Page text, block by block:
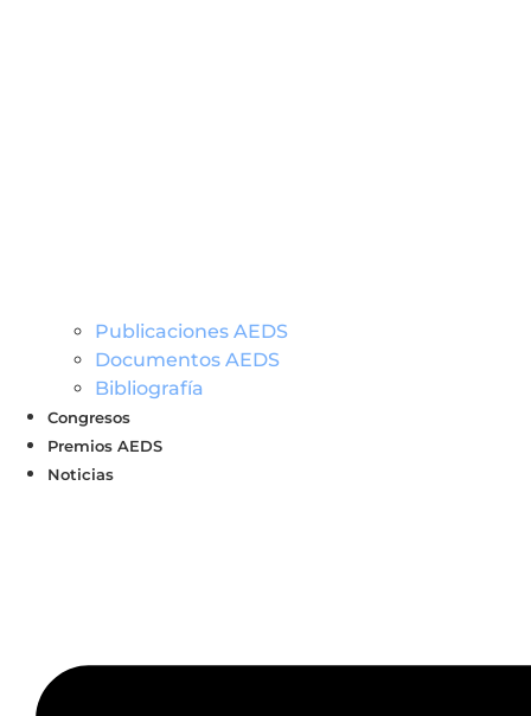
Publicaciones AEDS
Documentos AEDS
Bibliografía
Congresos
Premios AEDS
Noticias